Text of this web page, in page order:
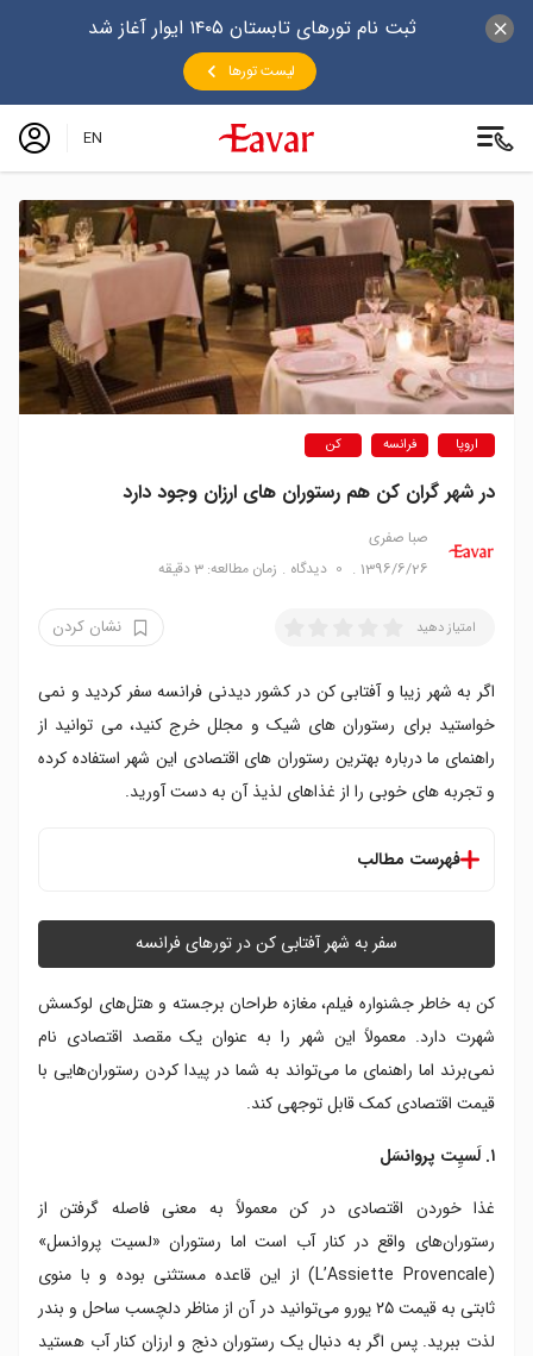
ثبت نام تورهای تابستان ۱۴۰۵ ایوار آغاز شد
لیست تورها
EN
اروپا فرانسه کن
در شهر گران کن هم رستوران های ارزان وجود دارد
صبا صفری
1396/6/26
0 دیدگاه زمان مطالعه: 3 دقیقه
امتیاز دهید نشان کردن
اگر به شهر زیبا و آفتابی کن در کشور دیدنی فرانسه سفر کردید و نمی
خواستید برای رستوران های شیک و مجلل خرج کنید، می توانید از
راهنمای ما درباره بهترین رستوران های اقتصادی این شهر استفاده کرده
و تجربه های خوبی را از غذاهای لذیذ آن به دست آورید.
فهرست مطالب
۳. تَوِرن لوکولوس
۴. کافه لو فکتوری
۵. فدرول پانینی
سفر به شهر آفتابی کن در تورهای فرانسه
کن به خاطر جشنواره فیلم، مغازه طراحان برجسته و هتل‌های لوکسش
شهرت دارد. معمولاً این شهر را به عنوان یک مقصد اقتصادی نام
نمی‌برند اما راهنمای ما می‌تواند به شما در پیدا کردن رستوران‌هایی با
قیمت اقتصادی کمک قابل توجهی کند.
۱. لَسیِت پروانسَل
غذا خوردن اقتصادی در کن معمولاً به معنی فاصله گرفتن از
رستوران‌های واقع در کنار آب است اما رستوران «لسیت پروانسل»
(L’Assiette Provencale) از این قاعده مستثنی بوده و با منوی
ثابتی به قیمت ۲۵ یورو می‌توانید در آن از مناظر دلچسب ساحل و بندر
لذت ببرید. پس اگر به دنبال یک رستوران دنج و ارزان کنار آب هستید